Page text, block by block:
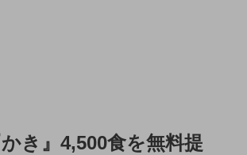
き』4,500食を無料提